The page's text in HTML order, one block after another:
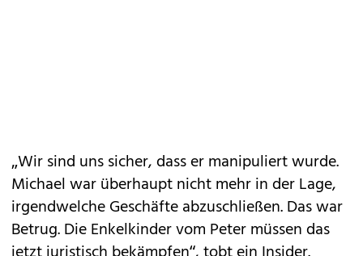
„Wir sind uns sicher, dass er manipuliert wurde.
Michael war überhaupt nicht mehr in der Lage,
irgendwelche Geschäfte abzuschließen. Das war
Betrug. Die Enkelkinder vom Peter müssen das